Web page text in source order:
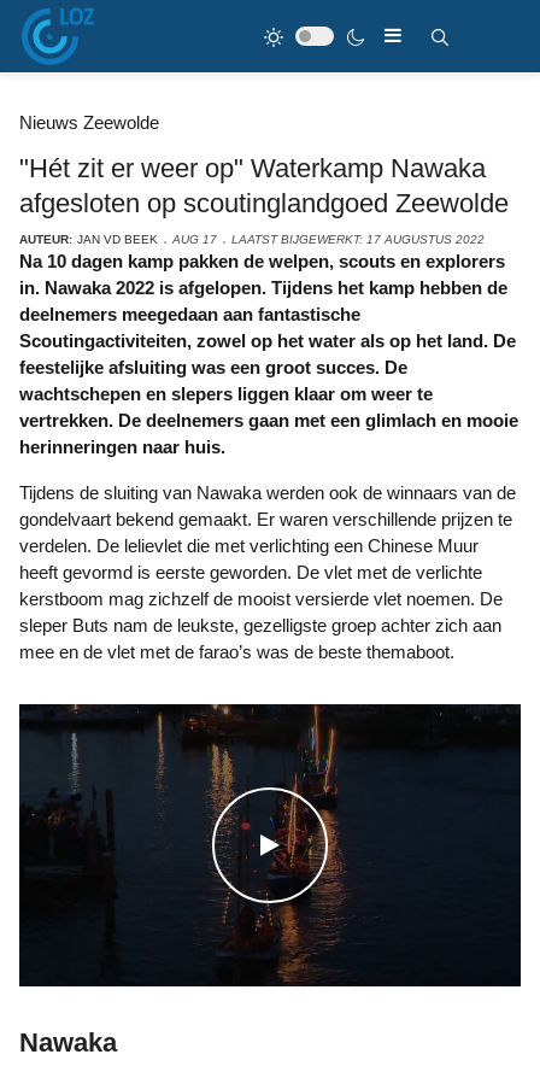
Nieuws Zeewolde
"Hét zit er weer op" Waterkamp Nawaka
afgesloten op scoutinglandgoed Zeewolde
AUTEUR: JAN VD BEEK AUG 17 LAATST BIJGEWERKT: 17 AUGUSTUS 2022
Na 10 dagen kamp pakken de welpen, scouts en explorers
in. Nawaka 2022 is afgelopen. Tijdens het kamp hebben de
deelnemers meegedaan aan fantastische
Scoutingactiviteiten, zowel op het water als op het land. De
feestelijke afsluiting was een groot succes. De
wachtschepen en slepers liggen klaar om weer te
vertrekken. De deelnemers gaan met een glimlach en mooie
herinneringen naar huis.
Tijdens de sluiting van Nawaka werden ook de winnaars van de
gondelvaart bekend gemaakt. Er waren verschillende prijzen te
verdelen. De lelievlet die met verlichting een Chinese Muur
heeft gevormd is eerste geworden. De vlet met de verlichte
kerstboom mag zichzelf de mooist versierde vlet noemen. De
sleper Buts nam de leukste, gezelligste groep achter zich aan
mee en de vlet met de farao’s was de beste themaboot.
WATCH THE VIDEO
Nawaka